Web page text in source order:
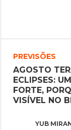
PREVISÕES
AGOSTO
ECLIPSES:
FORTE,
VISÍVEL NO
YUB